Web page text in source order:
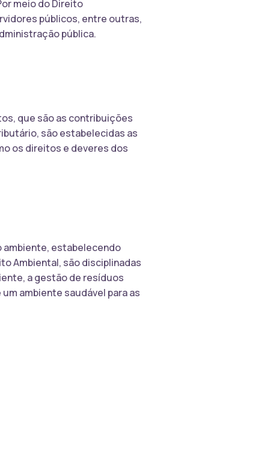
meio do Direito
públicos, entre outras,
pública.
que são as contribuições
são estabelecidas as
os direitos e deveres dos
ambiente, estabelecendo
Ambiental, são disciplinadas
a gestão de resíduos
ambiente saudável para as